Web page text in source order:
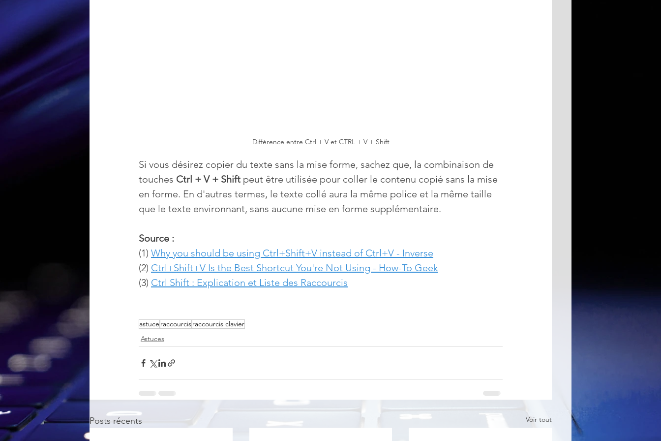
Différence entre Ctrl + V et CTRL + V + Shift
Si vous désirez copier du texte sans la mise forme, sachez que, la combinaison de
touches Ctrl + V + Shift peut être utilisée pour coller le contenu copié sans la mise
en forme. En d'autres termes, le texte collé aura la même police et la même taille
que le texte environnant, sans aucune mise en forme supplémentaire.
Source :
(1) Why you should be using Ctrl+Shift+V instead of Ctrl+V - Inverse
(2) Ctrl+Shift+V Is the Best Shortcut You're Not Using - How-To Geek
(3) Ctrl Shift : Explication et Liste des Raccourcis
astuce raccourcisraccourcis clavier
Astuces
Posts récents Voir tout